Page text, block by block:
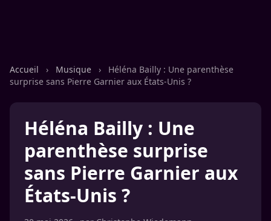
Accueil › Musique ›
Héléna Bailly : Une parenthèse
surprise sans Pierre Garnier aux États-Unis ?
Héléna Bailly : Une
parenthèse surprise
sans Pierre Garnier aux
États-Unis ?